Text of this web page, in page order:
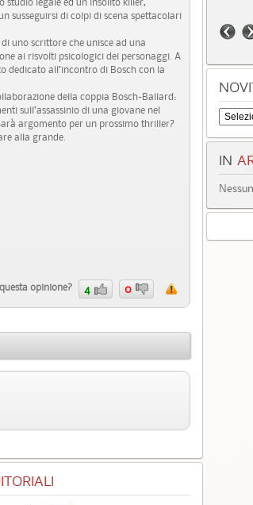
susseguirsi di colpi di scena spettacolari
uno scrittore che unisce ad una
ai risvolti psicologici dei personaggi. A
all’incontro di Bosch con la
della coppia Bosch-Ballard:
sull’assassinio di una giovane nel
argomento per un prossimo thriller?
alla grande.
opinione? 4 0
IN